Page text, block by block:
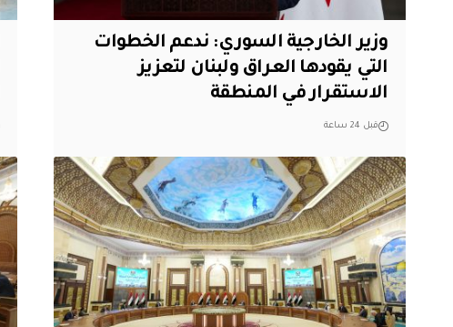
وزير الخارجية السوري: ندعم الخطوات
التي يقودها العراق ولبنان لتعزيز
الاستقرار في المنطقة
قبل 24 ساعة